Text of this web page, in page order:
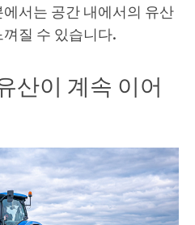
서는 공간 내에서의 유산
질 수 있습니다.
산이 계속 이어